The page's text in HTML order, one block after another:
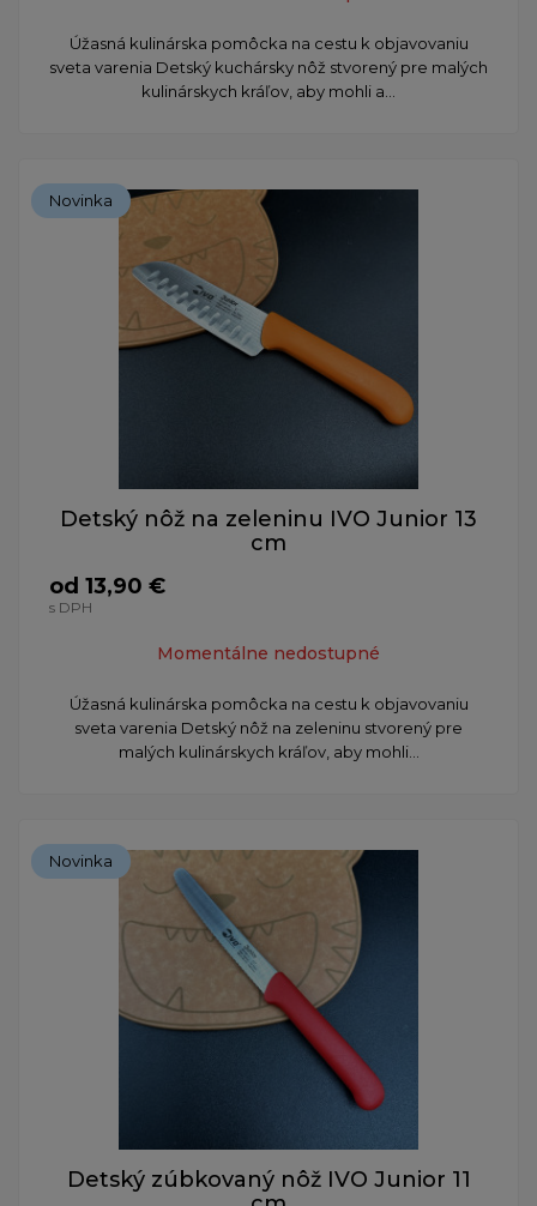
Úžasná kulinárska pomôcka na cestu k objavovaniu
sveta varenia Detský kuchársky nôž stvorený pre malých
kulinárskych kráľov, aby mohli a...
Novinka
Detský nôž na zeleninu IVO Junior 13
cm
od 13,90 €
s DPH
Momentálne nedostupné
Úžasná kulinárska pomôcka na cestu k objavovaniu
sveta varenia Detský nôž na zeleninu stvorený pre
malých kulinárskych kráľov, aby mohli...
Novinka
Detský zúbkovaný nôž IVO Junior 11